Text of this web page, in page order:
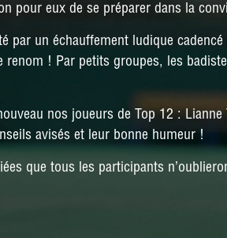
pour eux de se préparer dans la
par un échauffement ludique
renom ! Par petits groupes, les
nos joueurs de Top 12 :
avisés et leur bonne humeur !
que tous les participants